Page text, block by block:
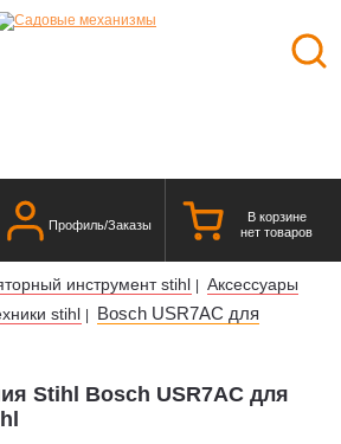
Профиль/Заказы
В корзине
нет товаров
инструмент stihl | Аксессуары
stihl |
Bosch USR7AC для
Stihl Bosch USR7AC для